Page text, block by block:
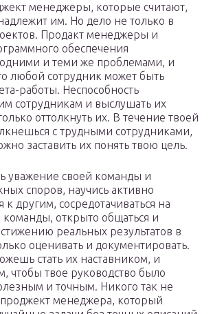
менеджеры, которые считают,
им. Но дело не только в
Продакт менеджеры и
обеспечения
одними и теми же проблемами, и
любой сотрудник может быть
работы. Неспособность
сотрудникам и выслушать их
оттолкнуть их. В течение твоей
с трудными сотрудниками,
заставить их понять твою цель.
уважение своей команды и
споров, научись активно
к другим, сосредотачиваться на
команды, открыто общаться и
реальных результатов в
оценивать и документировать.
стать их наставником, и
чтобы твое руководство было
и точным. Никого так не
менеджера, который